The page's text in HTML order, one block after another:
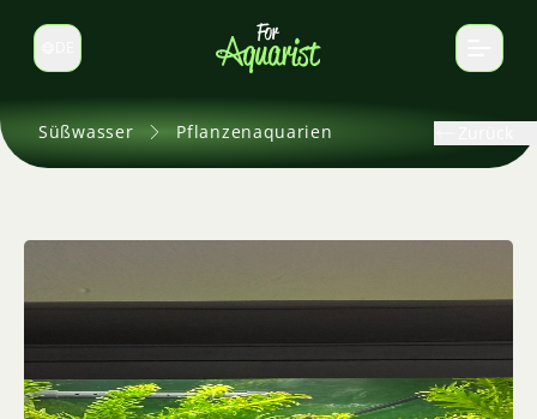
Sprache wechseln
Süßwasser Pflanzenaquarien